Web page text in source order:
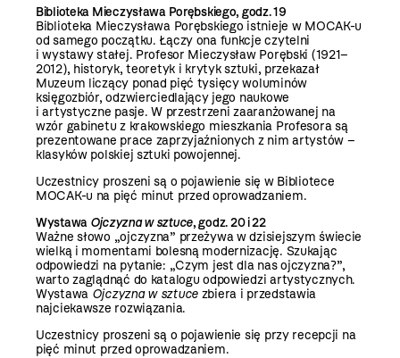
Biblioteka Mieczysława Porębskiego, godz. 19
Biblioteka Mieczysława Porębskiego istnieje w MOCAK-u
od samego początku. Łączy ona funkcje czytelni
i wystawy stałej. Profesor Mieczysław Porębski (1921–
2012), historyk, teoretyk i krytyk sztuki, przekazał
Muzeum liczący ponad pięć tysięcy woluminów
księgozbiór, odzwierciedlający jego naukowe
i artystyczne pasje. W przestrzeni zaaranżowanej na
wzór gabinetu z krakowskiego mieszkania Profesora są
prezentowane prace zaprzyjaźnionych z nim artystów –
klasyków polskiej sztuki powojennej.
Uczestnicy proszeni są o pojawienie się w Bibliotece
MOCAK-u na pięć minut przed oprowadzaniem.
Wystawa Ojczyzna w sztuce, godz. 20 i 22
Ważne słowo „ojczyzna” przeżywa w dzisiejszym świecie
wielką i momentami bolesną modernizację. Szukając
odpowiedzi na pytanie: „Czym jest dla nas ojczyzna?”,
warto zaglądnąć do katalogu odpowiedzi artystycznych.
Wystawa Ojczyzna w sztuce zbiera i przedstawia
najciekawsze rozwiązania.
Uczestnicy proszeni są o pojawienie się przy recepcji na
pięć minut przed oprowadzaniem.